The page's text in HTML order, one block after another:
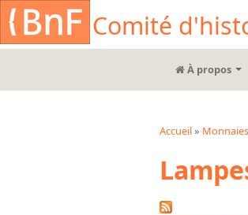
Aller au contenu principal
Comité
À propos
Accueil»
Cookies management panel